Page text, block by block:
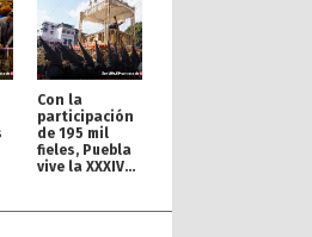
Con la
participación
de 195 mil
fieles, Puebla
vive la XXXIV